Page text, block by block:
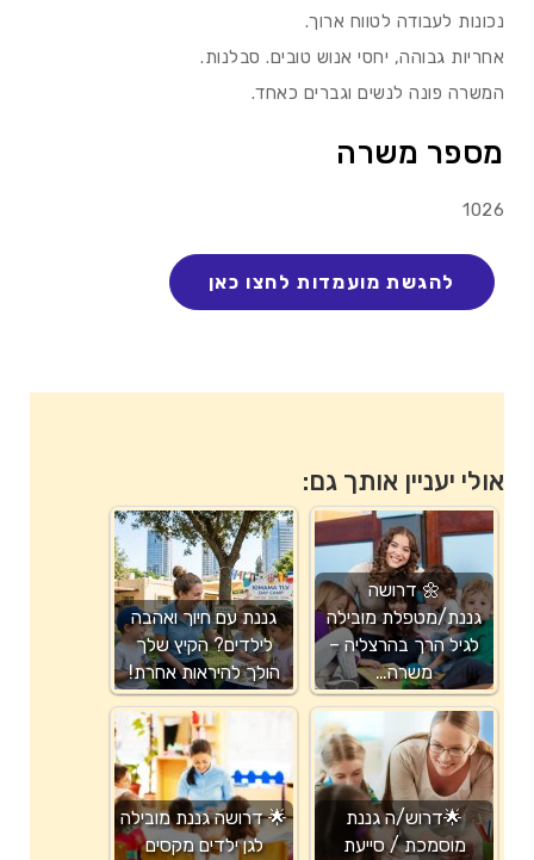
נכונות לעבודה לטווח ארוך.
אחריות גבוהה, יחסי אנוש טובים. סבלנות.
המשרה פונה לנשים וגברים כאחד.
מספר משרה
1026
אולי יעניין אותך גם:
🌼 דרושה
גננת/מטפלת מובילה
לגיל הרך בהרצליה –
משרה…
גננת עם חיוך ואהבה
לילדים? הקיץ שלך
הולך להיראות אחרת!
🌟דרוש/ה גננת
מוסמכת / סייעת
🌟 דרושה גננת מובילה
לגן ילדים מקסים